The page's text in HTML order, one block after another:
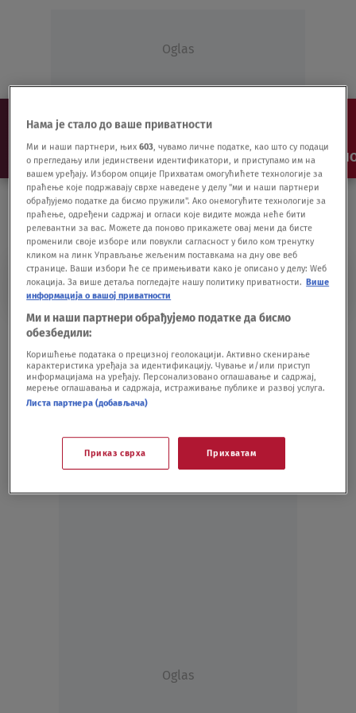
Oglas
NAJNOVIJE VESTI SHOW SPORT VIDEO
DIRK HUJK
ispadanje i našli spas
FUDBAL16.05.20.
Oglas
Нама је стало до ваше приватности
Ми и наши партнери, њих603, чувамо личне податке, као што су подаци
о прегледању или јединствени идентификатори, и приступамо им на
вашем уређају. Избором опције Прихватам омогућићете технологије за
праћење које подржавају сврхе наведене у делу "ми и наши партнери
обрађујемо податке да бисмо пружили". Ако онемогућите технологије за
праћење, одређени садржај и огласи које видите можда неће бити
релевантни за вас. Можете да поново прикажете овај мени да бисте
променили своје изборе или повукли сагласност у било ком тренутку
кликом на линк Управљање жељеним поставкама на дну ове веб
странице. Ваши избори ће се примењивати како је описано у делу: Wеб
локација. За више детаља погледајте нашу политику приватности. Више
информација о вашој приватности
Ми и наши партнери обрађујемо податке да бисмо
обезбедили:
Коришћење података о прецизној геолокацији. Активно скенирање
карактеристика уређаја за идентификацију. Чување и/или приступ
информацијама на уређају. Персонализовано оглашавање и садржај,
мерење оглашавања и садржаја, истраживање публике и развој услуга.
Листа партнера (добављача)
Приказ сврха Прихватам